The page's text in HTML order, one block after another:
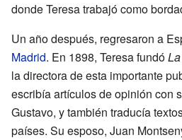
donde Teresa trabajó como
Un año después, regresaron a
Madrid. En 1898, Teresa fundó
la directora de esta importante
escribía artículos de opinión con
Gustavo, y también traducía
países. Su esposo, Juan